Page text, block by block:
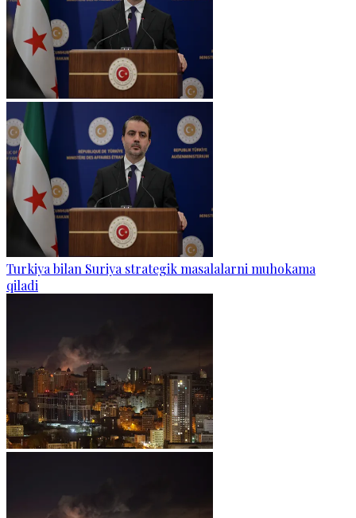
Turkiya bilan Suriya strategik masalalarni muhokama
qiladi